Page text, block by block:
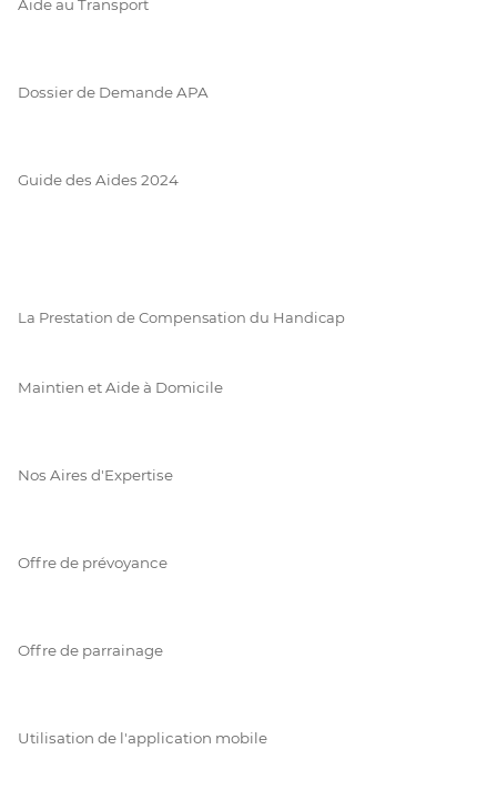
Aide au Transport
Dossier de Demande APA
Guide des Aides 2024
La Prestation de Compensation du Handicap
Maintien et Aide à Domicile
Nos Aires d'Expertise
Offre de prévoyance
Offre de parrainage
Utilisation de l'application mobile